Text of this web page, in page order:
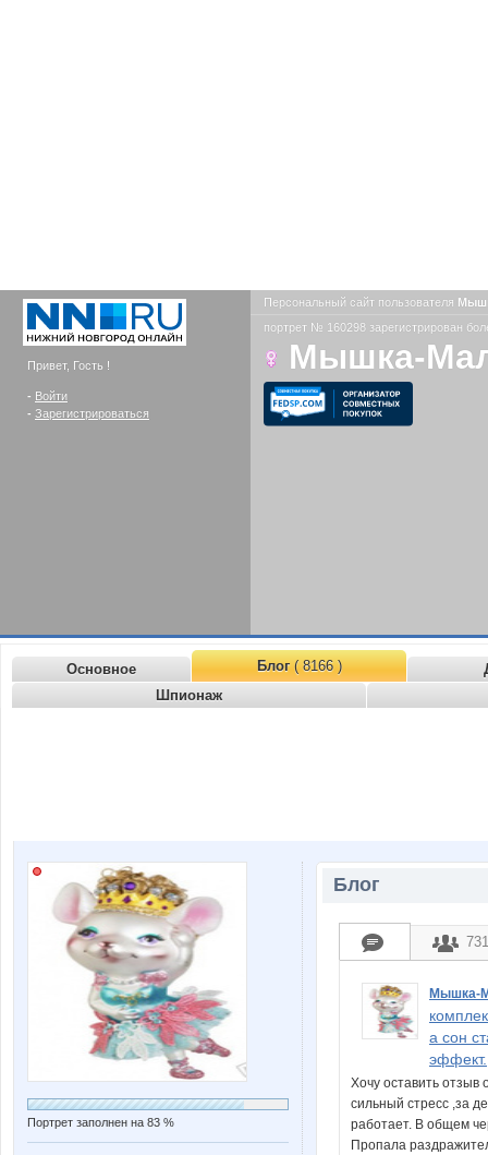
Привет, Гость !
- Войти
- Зарегистрироваться
Персональный сайт пользователя
портрет № 160298 зарегистрирован
Мышка-
Основное Блог( 8166 )
Шпионаж
Портрет заполнен на 83 %
Блог
Мышка-
а сон
эффект.
Хочу оставить
сильный стресс ,за
работает. В общем
Пропала